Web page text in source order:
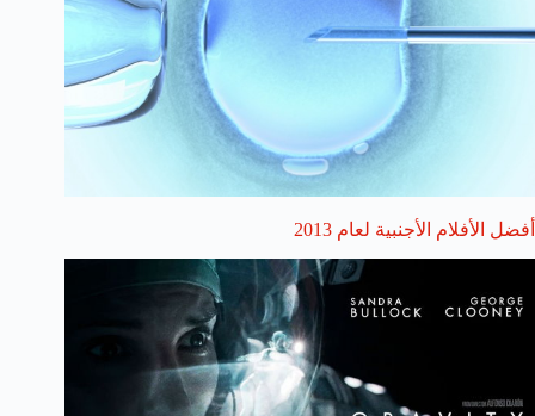
أفضل الأفلام الأجنبية لعام 2013